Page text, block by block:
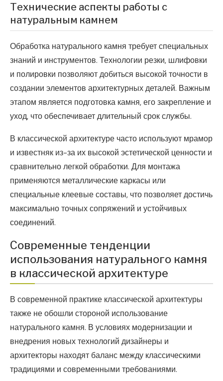
Технические аспекты работы с
натуральным камнем
Обработка натурального камня требует специальных
знаний и инструментов. Технологии резки, шлифовки
и полировки позволяют добиться высокой точности в
создании элементов архитектурных деталей. Важным
этапом является подготовка камня, его закрепление и
уход, что обеспечивает длительный срок службы.
В классической архитектуре часто используют мрамор
и известняк из-за их высокой эстетической ценности и
сравнительно легкой обработки. Для монтажа
применяются металлические каркасы или
специальные клеевые составы, что позволяет достичь
максимально точных сопряжений и устойчивых
соединений.
Современные тенденции
использования натурального камня
в классической архитектуре
В современной практике классической архитектуры
также не обошли стороной использование
натурального камня. В условиях модернизации и
внедрения новых технологий дизайнеры и
архитекторы находят баланс между классическими
традициями и современными требованиями.